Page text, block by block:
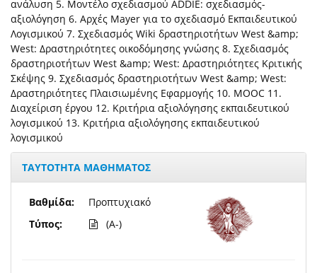
ανάλυση 5. Μοντέλο σχεδιασμού ADDIE: σχεδιασμός-
αξιολόγηση 6. Αρχές Mayer για το σχεδιασμό Εκπαιδευτικού
Λογισμικού 7. Σχεδιασμός Wiki δραστηριοτήτων West &amp;
West: Δραστηριότητες οικοδόμησης γνώσης 8. Σχεδιασμός
δραστηριοτήτων West &amp; West: Δραστηριότητες Κριτικής
Σκέψης 9. Σχεδιασμός δραστηριοτήτων West &amp; West:
Δραστηριότητες Πλαισιωμένης Εφαρμογής 10. ΜΟΟC 11.
Διαχείριση έργου 12. Κριτήρια αξιολόγησης εκπαιδευτικού
λογισμικού 13. Κριτήρια αξιολόγησης εκπαιδευτικού
λογισμικού
ΤΑΥΤΟΤΗΤΑ ΜΑΘΗΜΑΤΟΣ
Βαθμίδα:
Τύπος:
Προπτυχιακό
(A-)